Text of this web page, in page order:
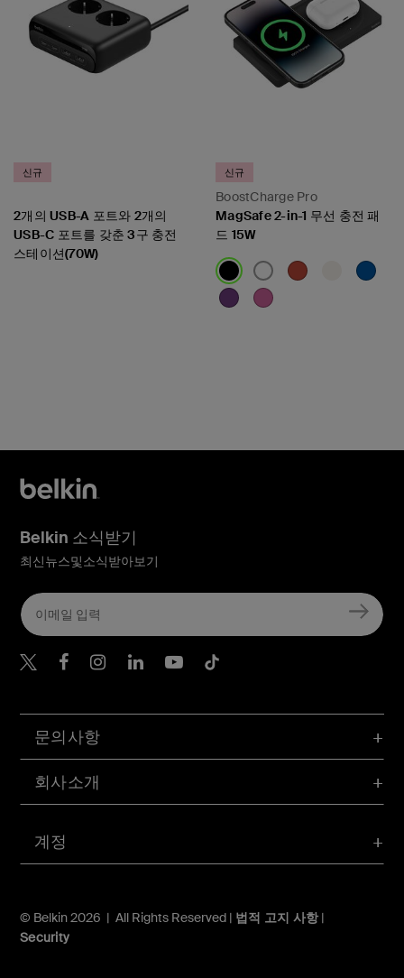
신규
2개의 USB-A 포트와 2개의
USB-C 포트를 갖춘 3구 충전
스테이션(70W)
BoostCharge Pro
신규
MagSafe 2-in-1 무선 충전 패
드 15W
계정
문의사항
회사소개
© Belkin 2026 | All Rights Reserved | 법적 고지 사항|
Security
Belkin 소식받기
최신뉴스및소식받아보기
Belkin Twitter